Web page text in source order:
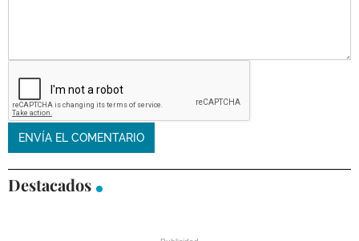
Destacados